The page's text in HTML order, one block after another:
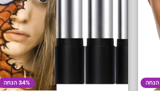
34% הנחה